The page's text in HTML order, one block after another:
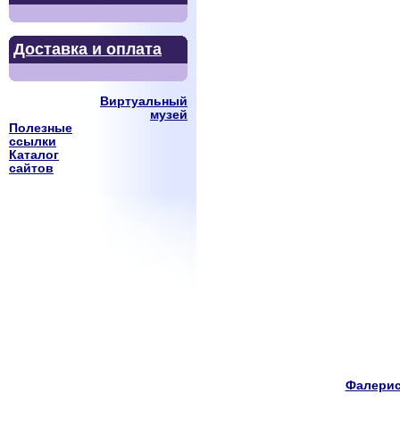
Доставка и оплата
Виртуальный
музей
Полезные
ссылки
Каталог
сайтов